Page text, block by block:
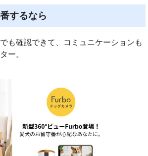
するなら
も確認できて、コミュニケーションも
ー。